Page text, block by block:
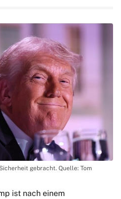
gebracht. Quelle: Tom
ist nach einem